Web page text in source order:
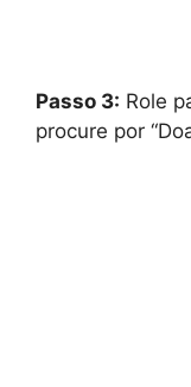
Passo 3: Role
procure por